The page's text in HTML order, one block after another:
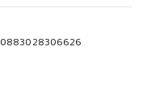
0883028306626